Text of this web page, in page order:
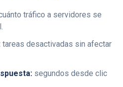
tráfico a servidores se
tareas desactivadas sin afectar
segundos desde clic